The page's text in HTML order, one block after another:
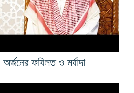
অর্জনের ফযিলত ও মর্যাদা